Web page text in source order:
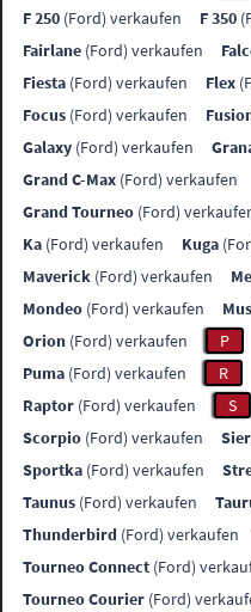
F 250 (Ford) verkaufen F 350
Fairlane (Ford) verkaufen
Fiesta (Ford) verkaufen Flex
Focus (Ford) verkaufen
Galaxy (Ford) verkaufen
Grand C-Max (Ford) verkaufen
Grand Tourneo (Ford)
Ka (Ford) verkaufen Kuga
Maverick (Ford) verkaufen
Mondeo (Ford) verkaufen
Orion (Ford) verkaufen P
Puma (Ford) verkaufen R
Raptor (Ford) verkaufen S
Scorpio (Ford) verkaufen
Sportka (Ford) verkaufen
Taunus (Ford) verkaufen
Thunderbird (Ford) verkaufen
Tourneo Connect (Ford)
Tourneo Courier (Ford)